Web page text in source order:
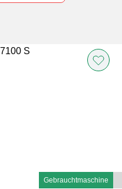
Gebrauchtmaschine